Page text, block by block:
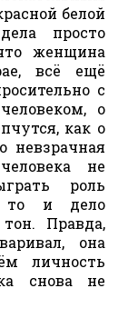
белой
просто
женщина
всё ещё
с
о
как о
невзрачная
не
роль
то и дело
Правда,
она
личность
снова не